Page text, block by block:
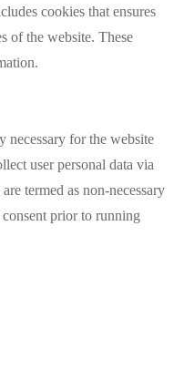
cookies that ensures
of the website. These
necessary for the website
user personal data via
termed as non-necessary
prior to running